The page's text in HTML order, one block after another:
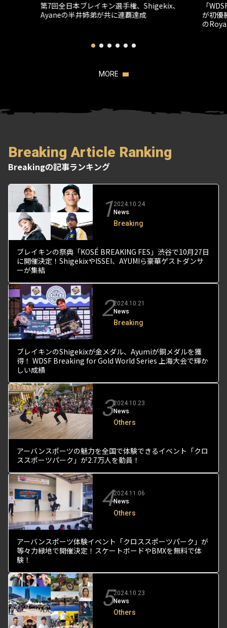
第7回全日本ブレイキン選手権、Shigekix、
Ayaneの半井姉弟が共に連覇達成
「
が初優
の
MORE
Breaking Article Ranking
Breakingの記事ランキング
12024.10.24
News
Breaking
ブレイキンの祭典「KOSÉ BREAKING FES」渋谷で10月27日
に開催決定！ShigekixやISSEI、AYUMIら豪華ゲストダンサ
ーが集結
22024.10.21
News
Breaking
ブレイキンのShigekixが金メダル、Ayumiが銅メダルを獲
得！ WDSF Breaking for Gold World Series 上海大会で輝か
しい成績
32024.10.23
News
Others
アーバンスポーツの魅力を全国で体験できるイベント「クロ
ススポーツパーク」が2.7万人を動員！
42024.11.06
News
Others
アーバンスポーツ体験イベント「クロススポーツパーク」が
等々力緑地で開催決定！スケートボードやBMXを無料で体
験！
52024.10.23
News
Others